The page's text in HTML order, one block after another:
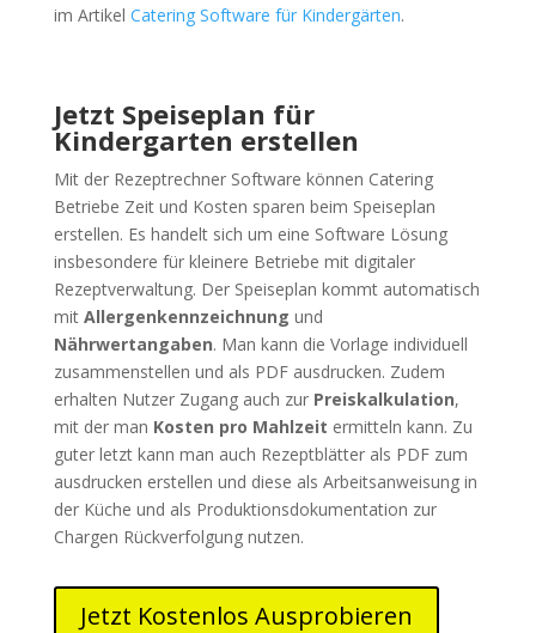
im Artikel Catering Software für Kindergärten.
Jetzt Speiseplan für
Kindergarten erstellen
Mit der Rezeptrechner Software können Catering
Betriebe Zeit und Kosten sparen beim Speiseplan
erstellen. Es handelt sich um eine Software Lösung
insbesondere für kleinere Betriebe mit digitaler
Rezeptverwaltung. Der Speiseplan kommt automatisch
mit Allergenkennzeichnung und
Nährwertangaben. Man kann die Vorlage individuell
zusammenstellen und als PDF ausdrucken. Zudem
erhalten Nutzer Zugang auch zur Preiskalkulation,
mit der man Kosten pro Mahlzeit ermitteln kann. Zu
guter letzt kann man auch Rezeptblätter als PDF zum
ausdrucken erstellen und diese als Arbeitsanweisung in
der Küche und als Produktionsdokumentation zur
Chargen Rückverfolgung nutzen.
Jetzt Kostenlos Ausprobieren